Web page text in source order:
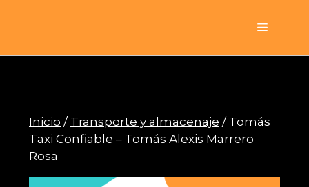
Menú
Inicio / Transporte y almacenaje / Tomás
Taxi Confiable – Tomás Alexis Marrero
Rosa